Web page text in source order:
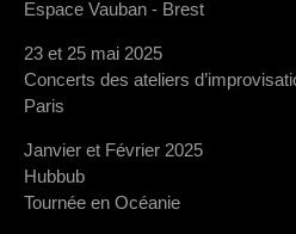
Espace Vauban - Brest
23 et 25 mai 2025
Concerts des ateliers
Paris
Janvier et Février 2025
Hubbub
Tournée en Océanie